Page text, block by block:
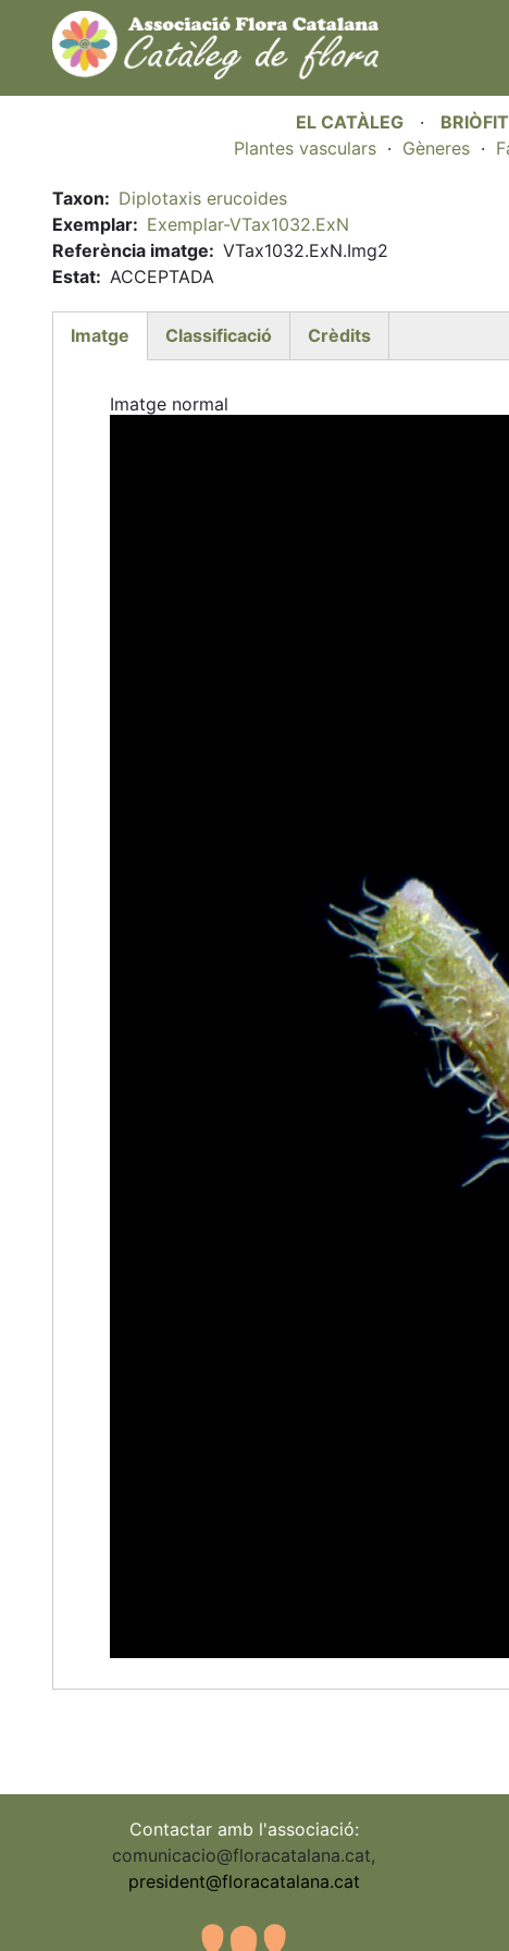
EL CATÀLEG ·
Plantes vasculars· Gèneres·
Taxon
Diplotaxis erucoides
Exemplar
Exemplar-VTax1032.ExN
Referència imatge
VTax1032.ExN.Img2
Estat
ACCEPTADA
Imatge
Classificació Crèdits
Imatge normal
Contactar amb l'associació:
comunicacio@floracatalana.cat,
president@floracatalana.cat